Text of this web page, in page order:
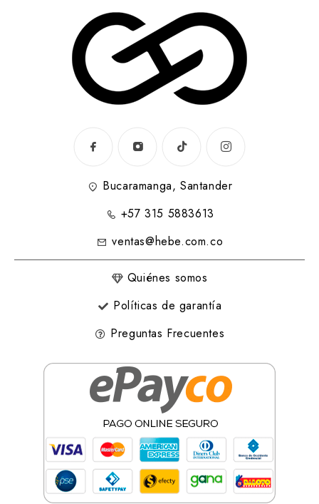
Bucaramanga, Santander
+57 315 5883613
ventas@hebe.com.co
Quiénes somos
Políticas de garantía
Preguntas Frecuentes